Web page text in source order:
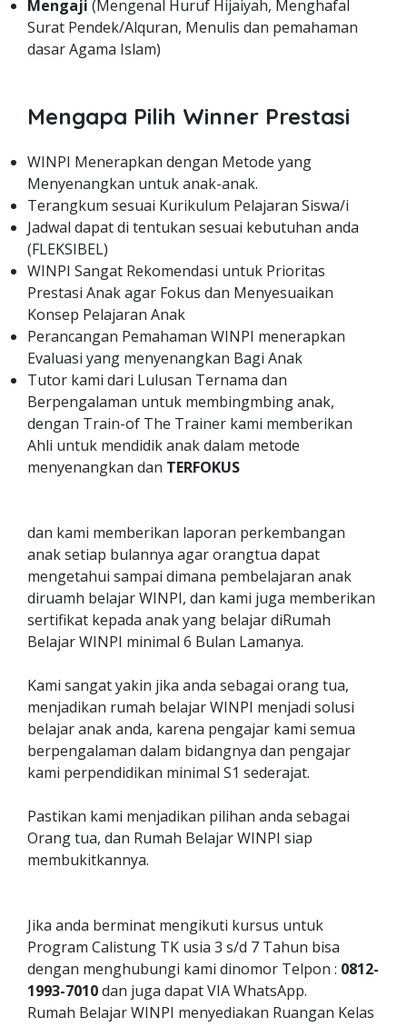
Mengaji (Mengenal Huruf Hijaiyah, Menghafal
Surat Pendek/Alquran, Menulis dan pemahaman
dasar Agama Islam)
Mengapa Pilih Winner Prestasi
WINPI Menerapkan dengan Metode yang
Menyenangkan untuk anak-anak.
Terangkum sesuai Kurikulum Pelajaran Siswa/i
Jadwal dapat di tentukan sesuai kebutuhan anda
(FLEKSIBEL)
WINPI Sangat Rekomendasi untuk Prioritas
Prestasi Anak agar Fokus dan Menyesuaikan
Konsep Pelajaran Anak
Perancangan Pemahaman WINPI menerapkan
Evaluasi yang menyenangkan Bagi Anak
Tutor kami dari Lulusan Ternama dan
Berpengalaman untuk membingmbing anak,
dengan Train-of The Trainer kami memberikan
Ahli untuk mendidik anak dalam metode
menyenangkan dan TERFOKUS
dan kami memberikan laporan perkembangan
anak setiap bulannya agar orangtua dapat
mengetahui sampai dimana pembelajaran anak
diruamh belajar WINPI, dan kami juga memberikan
sertifikat kepada anak yang belajar diRumah
Belajar WINPI minimal 6 Bulan Lamanya.
Kami sangat yakin jika anda sebagai orang tua,
menjadikan rumah belajar WINPI menjadi solusi
belajar anak anda, karena pengajar kami semua
berpengalaman dalam bidangnya dan pengajar
kami perpendidikan minimal S1 sederajat.
Pastikan kami menjadikan pilihan anda sebagai
Orang tua, dan Rumah Belajar WINPI siap
membukitkannya.
Jika anda berminat mengikuti kursus untuk
Program Calistung TK usia 3 s/d 7 Tahun bisa
dengan menghubungi kami dinomor Telpon : 0812-
1993-7010dan juga dapat VIA WhatsApp.
Rumah Belajar WINPI menyediakan Ruangan Kelas